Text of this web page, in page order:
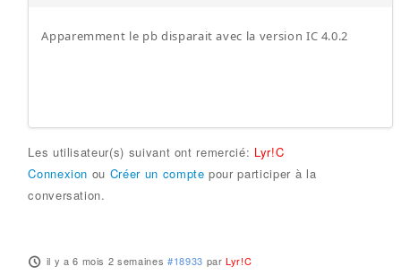
Apparemment le pb disparait avec la version IC 4.0.2
Les utilisateur(s) suivant ont remercié: Lyr!C
Connexion ou Créer un compte pour participer à la
conversation.
il y a 6 mois 2 semaines #18933 parLyr!C